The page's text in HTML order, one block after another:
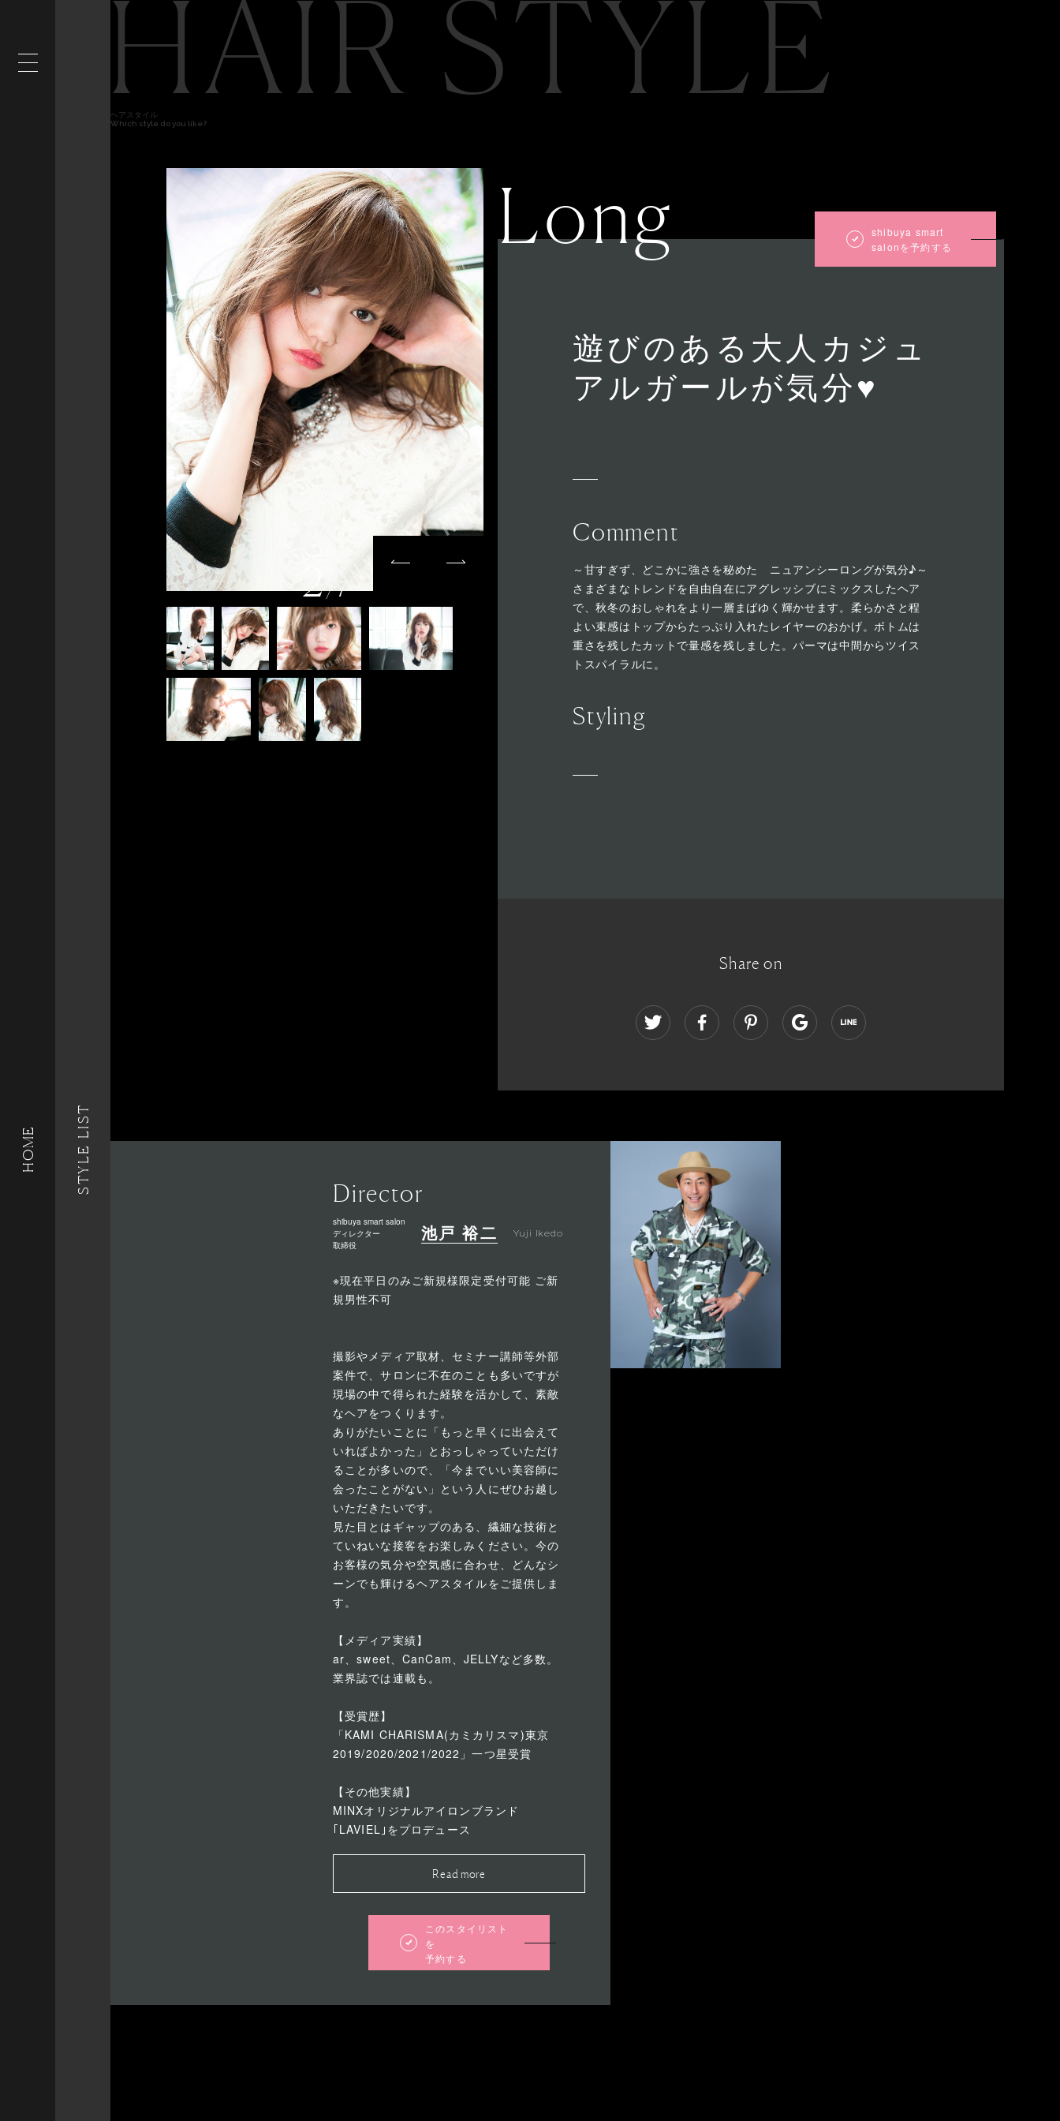
HOME STYLE LIST
HAIR STYLE
ヘアスタイル
Which style do you like?
2/7
Long
shibuya smart
salonを予約する
遊びのある大人カジュ
アルガールが気分♥
Comment
～甘すぎず、どこかに強さを秘めた ニュアンシーロングが気分♪～
さまざまなトレンドを自由自在にアグレッシブにミックスしたヘア
で、秋冬のおしゃれをより一層まばゆく輝かせます。柔らかさと程
よい束感はトップからたっぷり入れたレイヤーのおかげ。ボトムは
重さを残したカットで量感を残しました。パーマは中間からツイス
トスパイラルに。
Styling
Share on
Director
shibuya smart salon
ディレクター
取締役
池戸 裕二 Yuji Ikedo
※現在平日のみご新規様限定受付可能 ご新
規男性不可
撮影やメディア取材、セミナー講師等外部
案件で、サロンに不在のことも多いですが
現場の中で得られた経験を活かして、素敵
なヘアをつくります。
ありがたいことに「もっと早くに出会えて
いればよかった」とおっしゃっていただけ
ることが多いので、「今までいい美容師に
会ったことがない」という人にぜひお越し
いただきたいです。
見た目とはギャップのある、繊細な技術と
ていねいな接客をお楽しみください。今の
お客様の気分や空気感に合わせ、どんなシ
ーンでも輝けるヘアスタイルをご提供しま
す。
【メディア実績】
ar、sweet、CanCam、JELLYなど多数。
業界誌では連載も。
【受賞歴】
「KAMI CHARISMA(カミカリスマ)東京
2019/2020/2021/2022」一つ星受賞
【その他実績】
MINXオリジナルアイロンブランド
｢LAVIEL｣をプロデュース
Read more
このスタイリスト
を
予約する